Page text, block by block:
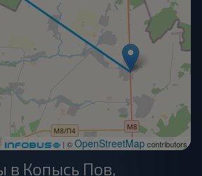
| ©OpenStreetMapcontributors
в Копысь Пов,